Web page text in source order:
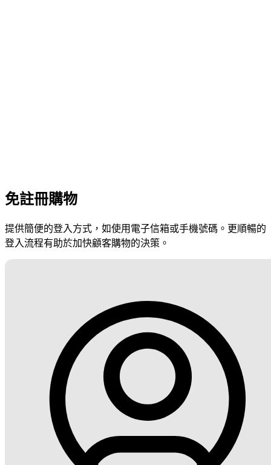
免註冊購物
提供簡便的登入方式，如使用電子信箱或手機號碼。更順暢的
登入流程有助於加快顧客購物的決策。